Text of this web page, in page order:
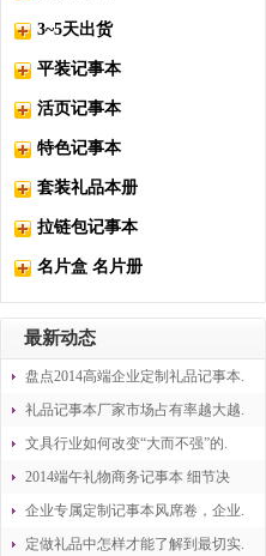
3~5天出货
平装记事本
活页记事本
特色记事本
套装礼品本册
拉链包记事本
名片盒 名片册
最新动态
盘点2014高端企业定制礼品记事本.
礼品记事本厂家市场占有率越大越.
文具行业如何改变“大而不强”的.
2014端午礼物商务记事本 细节决
企业专属定制记事本风席卷，企业.
定做礼品中怎样才能了解到最切实.